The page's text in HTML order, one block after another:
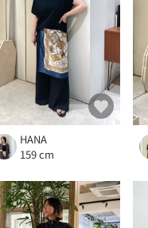
HANA
159 cm